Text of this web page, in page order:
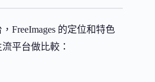
FreeImages 的定位和特色
平台做比較：